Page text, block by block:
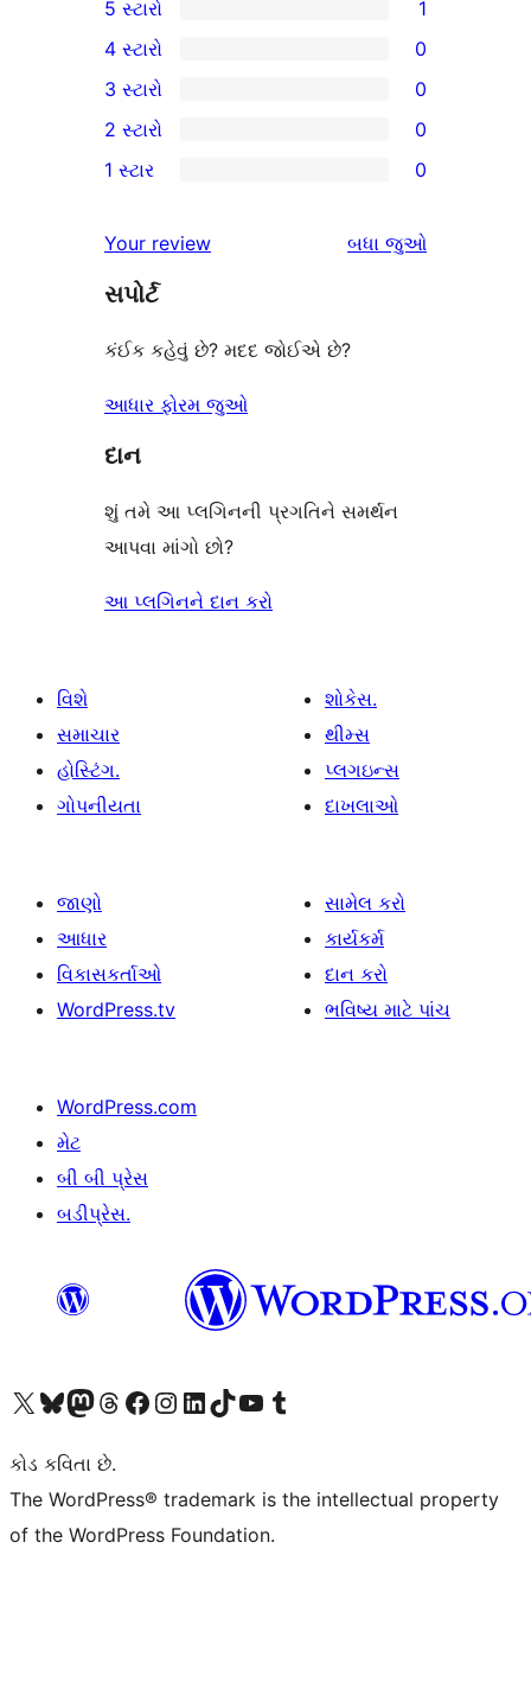
1
5-
સ્ટાર
સમીક્ષા
5 સ્ટારો 1
4-
સ્ટાર
સમીક્ષાઓ
4 સ્ટારો 0
0
3-
સ્ટાર
3 સ્ટારો 0
2-
સમીક્ષાઓ
2 સ્ટારો 0
સ્ટાર
સમીક્ષાઓ
1 સ્ટાર 0
Your review બધા સમીક્ષાઓ
જુઓ
સપોર્ટ
કંઈક કહેવું છે? મદદ જોઈએ છે?
આધાર ફોરમ જુઓ
દાન
શું તમે આ પ્લગિનની પ્રગતિને સમર્થન
આપવા માંગો છો?
આ પ્લગિનને દાન કરો
વિશે
સમાચાર
હોસ્ટિંગ.
ગોપનીયતા
શોકેસ.
થીમ્સ
પ્લગઇન્સ
દાખલાઓ
જાણો
આધાર
વિકાસકર્તાઓ
WordPress.tv
સામેલ કરો
કાર્યકર્મ
દાન કરો
ભવિષ્ય માટે પાંચ
WordPress.com
મેટ
બી બી પ્રેસ
બડીપ્રેસ.
અમારા X (અગાઉ ટ્વિટર) એકાઉન્ટની મુલાકાત લોઅમારા Bluesky એકાઉન્ટની મુલાકાત લોઅમારા માસ્ટોડોન એકાઉન્ટની મુલાકાત લોઅમારા Threads એકાઉન્ટની મુલાકાત લો અમારા ફેસબુક પેજની મુલાકાત લોઅમારા ઇન્સ્ટાગ્રામ એકાઉન્ટની મુલાકાત લો અમારા LinkedIn એકાઉન્ટની મુલાકાત લોઅમારા TikTok એકાઉન્ટની મુલાકાત લોઅમારી YouTube ચેનલની મુલાકાત લો અમારા Tumblr એકાઉન્ટની મુલાકાત લો
કોડ કવિતા છે.
The WordPress® trademark is the intellectual property
of the WordPress Foundation.